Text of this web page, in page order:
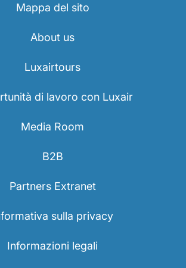
Mappa del sito
About us
Luxairtours
di lavoro con Luxair
Media Room
B2B
Partners Extranet
sulla privacy
Informazioni legali